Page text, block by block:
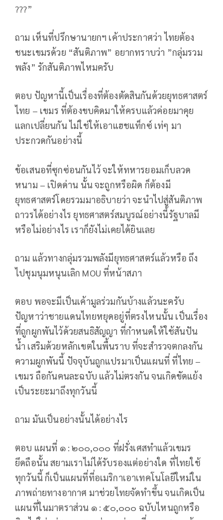
???”
ถาม เห็นที่ปรึกษานายกฯ เค้าประกาศว่า ไทยต้อง
ชนะเขมรด้วย “สันติภาพ” อยากทราบว่า ”กลุ่มรวม
พลัง” รักสันติภาพไหมครับ
ตอบ ปัญหานี้เป็นเรื่องที่ต้องตัดสินกันด้วยยุทธศาสตร์
ไทย – เขมร ที่ต้องขบคิดมาให้ครบแล้วค่อยมาคุย
แลกเปลี่ยนกัน ไม่ใช่ให้เอาแฮชแท็กซ์ เท่ๆ มา
ประกวดกันอย่างนี้
ข้อเสนอที่ซุกซ่อนกันไว้ จะให้ทหารยอมเก็บลวด
หนาม – เปิดด่าน นั้น จะถูกหรือผิด ก็ต้องมี
ยุทธศาสตร์โดยรวมมาอธิบายว่า จะนำไปสู่สันติภาพ
ถาวรได้อย่างไร ยุทธศาสตร์สมบูรณ์อย่างนี้รัฐบาลมี
หรือไม่อย่างไร เราก็ยังไม่เคยได้ยินเลย
ถาม แล้วทางกลุ่มรวมพลังมียุทธศาสตร์แล้วหรือ ถึง
ไปชุมนุมหนุนเลิก MOU ที่หน้าสภา
ตอบ พอจะมีเป็นเค้ามูลร่วมกันบ้างแล้วนะครับ
ปัญหาว่าชายแดนไทยหยุดอยู่ที่ตรงไหนนั้น เป็นเรื่อง
ที่ถูกผูกพันไว้ด้วยสนธิสัญญา ที่กำหนดให้ใช้สันปัน
น้ำ เสริมด้วยหลักเขตในพื้นราบ ที่จะสำรวจตกลงกัน
ความผูกพันนี้ ปัจจุบันถูกแปรมาเป็นแผนที่ ที่ไทย –
เขมร ถือกันคนละฉบับ แล้วไม่ตรงกัน จนเกิดขัดแย้ง
เป็นระยะมาถึงทุกวันนี้
ถาม มันเป็นอย่างนั้นได้อย่างไร
ตอบ แผนที่ ๑ : ๒๐๐,๐๐๐ ที่ฝรั่งเศสทำแล้วเขมร
ยึดถือนั้น สยามเราไม่ได้รับรองแต่อย่างใด ที่ไทยใช้
ทุกวันนี้ ก็เป็นแผนที่ที่อเมริกาเอาเทคโนโลยีใหม่ใน
ภาพถ่ายทางอากาศ มาช่วยไทยจัดทำขึ้น จนเกิดเป็น
แผนที่ในมาตราส่วน ๑ : ๕๐,๐๐๐ ฉบับไหนถูกหรือ